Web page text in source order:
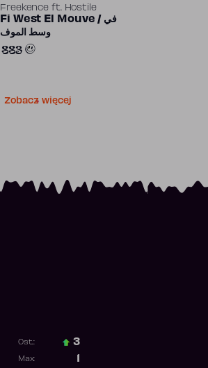
Freekence ft. Hostile
Fi West El Mouve / في
وسط الموف
883
Zobacz więcej
Ost.: 3
Max: